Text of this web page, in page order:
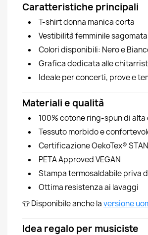
Caratteristiche principali
T-shirt donna manica corta
Vestibilità femminile
Colori disponibili: Nero e
Grafica dedicata alle
Ideale per concerti, prove e
Materiali e qualità
100% cotone ring-spun di alta
Tessuto morbido e
Certificazione OekoTex®
PETA Approved VEGAN
Stampa termosaldabile priva
Ottima resistenza ai lavaggi
👕 Disponibile anche laversione
Idea regalo per musiciste